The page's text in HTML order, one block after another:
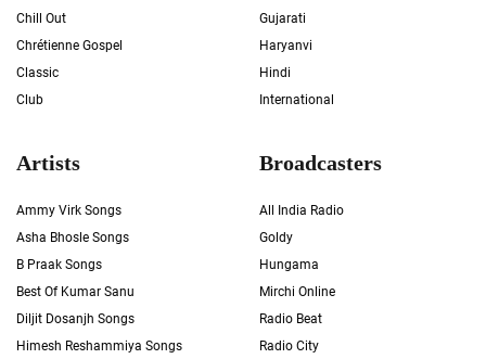
Chill Out
Chrétienne Gospel
Classic
Club
Gujarati
Haryanvi
Hindi
International
Artists
Ammy Virk Songs
Asha Bhosle Songs
B Praak Songs
Best Of Kumar Sanu
Diljit Dosanjh Songs
Himesh Reshammiya Songs
Broadcasters
All India Radio
Goldy
Hungama
Mirchi Online
Radio Beat
Radio City